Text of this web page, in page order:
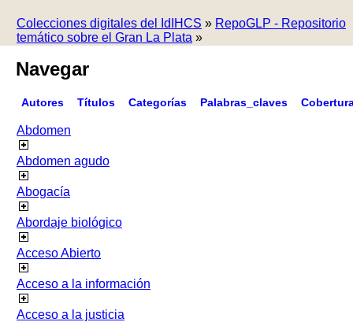
Colecciones digitales del IdIHCS » RepoGLP - Repositorio
temático sobre el Gran La Plata »
Navegar
Autores Títulos Categorías Palabras_claves
Abdomen
Abdomen agudo
Abogacía
Abordaje biológico
Acceso Abierto
Acceso a la información
Acceso a la justicia